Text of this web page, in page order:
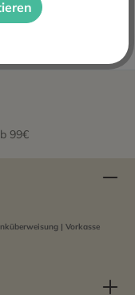
99€
| Vorkasse